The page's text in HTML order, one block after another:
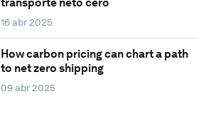
transporte neto cero
16 abr 2025
How carbon pricing can chart a path
to net zero shipping
09 abr 2025